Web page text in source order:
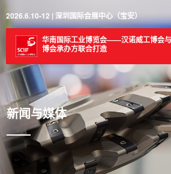
2026.6.10-12 | 深圳国际会展中心（宝安）
华南国际工业博览会——汉诺威工博会
博会承办方联合打造
新闻与媒体